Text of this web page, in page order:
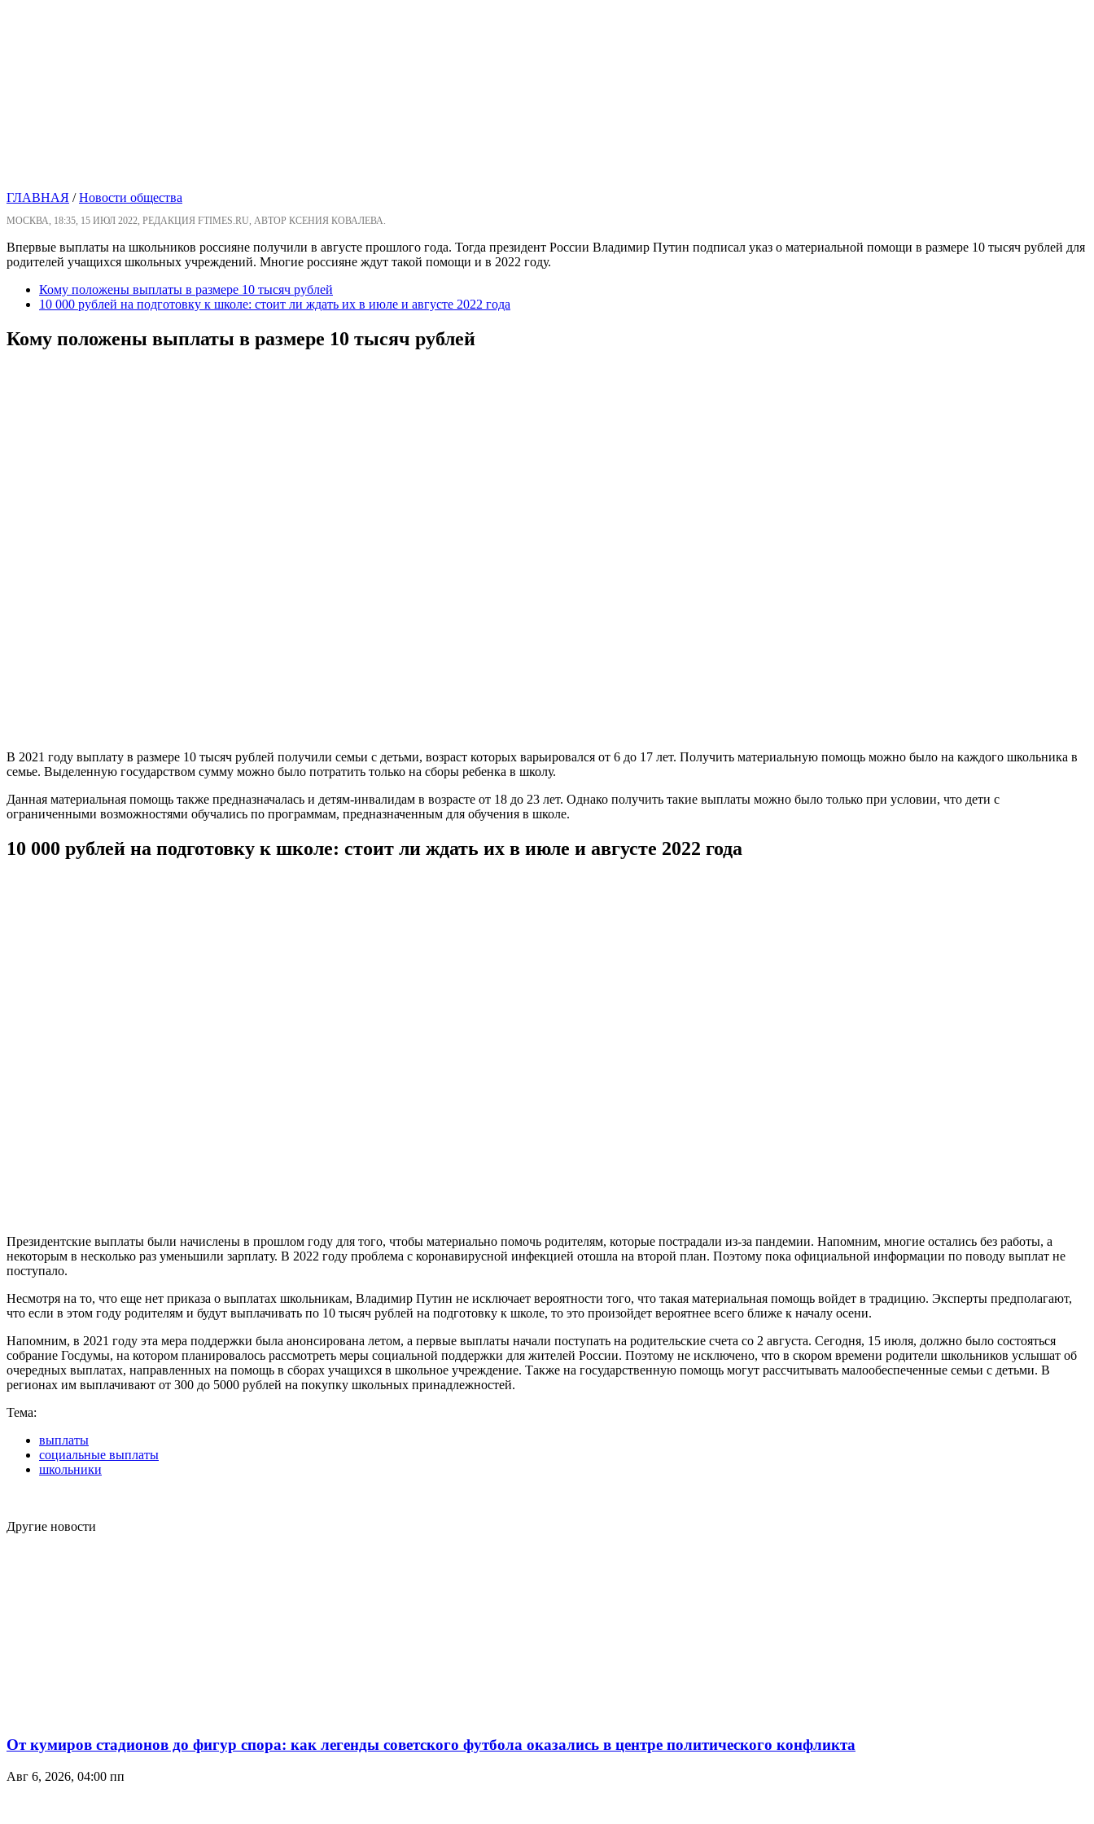
ГЛАВНАЯ /Новости общества
МОСКВА, 18:35, 15 ИЮЛ 2022, РЕДАКЦИЯ FTIMES.RU, АВТОР КСЕНИЯ КОВАЛЕВА.
Впервые выплаты на школьников россияне получили в августе прошлого года. Тогда президент России Владимир Путин подписал указ о материальной помощи в размере 10 тысяч рублей для
родителей учащихся школьных учреждений. Многие россияне ждут такой помощи и в 2022 году.
Кому положены выплаты в размере 10 тысяч рублей
10 000 рублей на подготовку к школе: стоит ли ждать их в июле и августе 2022 года
Кому положены выплаты в размере 10 тысяч рублей
В 2021 году выплату в размере 10 тысяч рублей получили семьи с детьми, возраст которых варьировался от 6 до 17 лет. Получить материальную помощь можно было на каждого школьника в
семье. Выделенную государством сумму можно было потратить только на сборы ребенка в школу.
Данная материальная помощь также предназначалась и детям-инвалидам в возрасте от 18 до 23 лет. Однако получить такие выплаты можно было только при условии, что дети с
ограниченными возможностями обучались по программам, предназначенным для обучения в школе.
10 000 рублей на подготовку к школе: стоит ли ждать их в июле и августе 2022 года
Президентские выплаты были начислены в прошлом году для того, чтобы материально помочь родителям, которые пострадали из-за пандемии. Напомним, многие остались без работы, а
некоторым в несколько раз уменьшили зарплату. В 2022 году проблема с коронавирусной инфекцией отошла на второй план. Поэтому пока официальной информации по поводу выплат не
поступало.
Несмотря на то, что еще нет приказа о выплатах школьникам, Владимир Путин не исключает вероятности того, что такая материальная помощь войдет в традицию. Эксперты предполагают,
что если в этом году родителям и будут выплачивать по 10 тысяч рублей на подготовку к школе, то это произойдет вероятнее всего ближе к началу осени.
Напомним, в 2021 году эта мера поддержки была анонсирована летом, а первые выплаты начали поступать на родительские счета со 2 августа. Сегодня, 15 июля, должно было состояться
собрание Госдумы, на котором планировалось рассмотреть меры социальной поддержки для жителей России. Поэтому не исключено, что в скором времени родители школьников услышат об
очередных выплатах, направленных на помощь в сборах учащихся в школьное учреждение. Также на государственную помощь могут рассчитывать малообеспеченные семьи с детьми. В
регионах им выплачивают от 300 до 5000 рублей на покупку школьных принадлежностей.
Тема:
выплаты
социальные выплаты
школьники
Другие новости
От кумиров стадионов до фигур спора: как легенды советского футбола оказались в центре политического конфликта
Авг 6, 2026, 04:00 пп